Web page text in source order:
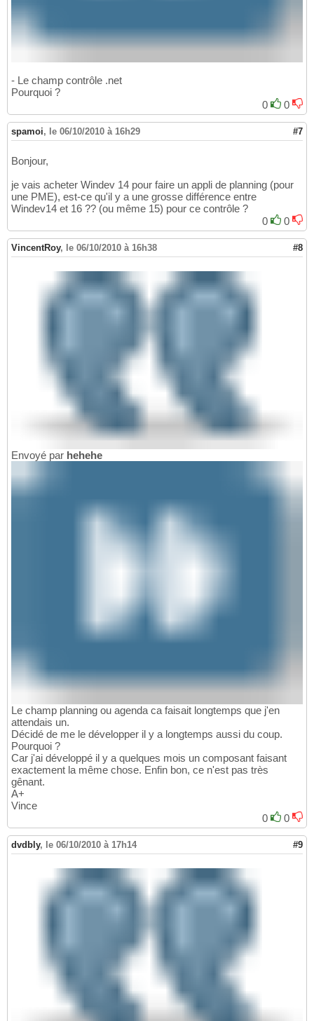
- Le champ contrôle .net
Pourquoi ?
0
0
spamoi, le 06/10/2010 à 16h29 #7
Bonjour,
je vais acheter Windev 14 pour faire un appli de planning (pour
une PME), est-ce qu'il y a une grosse différence entre
Windev14 et 16 ?? (ou même 15) pour ce contrôle ?
0
0
VincentRoy, le 06/10/2010 à 16h38 #8
Envoyé par hehehe
Le champ planning ou agenda ca faisait longtemps que j'en
attendais un.
Décidé de me le développer il y a longtemps aussi du coup.
Pourquoi ?
Car j'ai développé il y a quelques mois un composant faisant
exactement la même chose. Enfin bon, ce n'est pas très
gênant.
A+
Vince
0
0
dvdbly, le 06/10/2010 à 17h14 #9